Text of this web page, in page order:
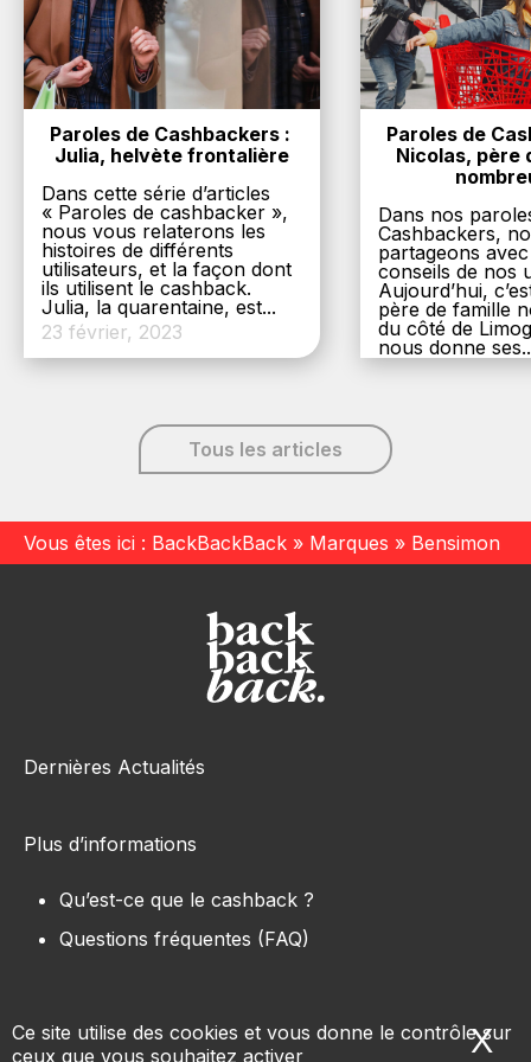
Ce site utilise des cookies et vous donne le contrôle sur
ceux que vous souhaitez activer
X
Paroles de Cashbackers :
Julia, helvète frontalière
Dans cette série d’articles
« Paroles de cashbacker »,
nous vous relaterons les
histoires de différents
utilisateurs, et la façon dont
ils utilisent le cashback.
Julia, la quarentaine, est...
23 février, 2023
Paroles de
Nicolas, père
Dans nos
Cashbackers,
partageons
conseils de nos
Aujourd’hui,
père de famille
du côté de
nous donne
6 décembre,
Tous les articles
Vous êtes ici : BackBackBack » Marques » Bensimon
Dernières Actualités
Plus d’informations
Qu’est-ce que le cashback ?
Questions fréquentes (FAQ)